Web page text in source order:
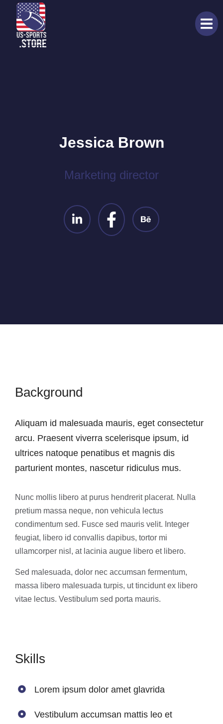
Jessica Brown
Marketing director
Background
Aliquam id malesuada mauris, eget consectetur
arcu. Praesent viverra scelerisque ipsum, id
ultrices natoque penatibus et magnis dis
parturient montes, nascetur ridiculus mus.
Nunc mollis libero at purus hendrerit placerat. Nulla
pretium massa neque, non vehicula lectus
condimentum sed. Fusce sed mauris velit. Integer
feugiat, libero id convallis dapibus, tortor mi
ullamcorper nisl, at lacinia augue libero et libero.
Sed malesuada, dolor nec accumsan fermentum,
massa libero malesuada turpis, ut tincidunt ex libero
vitae lectus. Vestibulum sed porta mauris.
Skills
Lorem ipsum dolor amet glavrida
Vestibulum accumsan mattis leo et